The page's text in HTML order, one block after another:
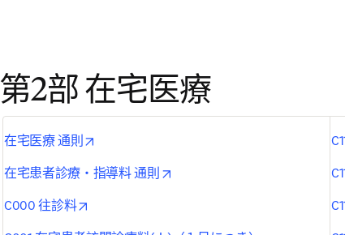
第2部 在宅医療
在宅医療 通則
在宅患者診療・指導料 通則
C000 往診料